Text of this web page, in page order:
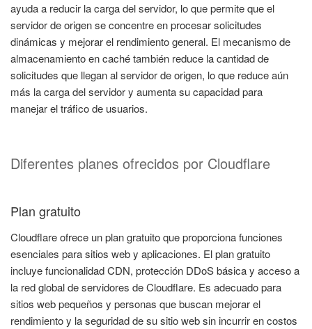
ayuda a reducir la carga del servidor, lo que permite que el
servidor de origen se concentre en procesar solicitudes
dinámicas y mejorar el rendimiento general. El mecanismo de
almacenamiento en caché también reduce la cantidad de
solicitudes que llegan al servidor de origen, lo que reduce aún
más la carga del servidor y aumenta su capacidad para
manejar el tráfico de usuarios.
Diferentes planes ofrecidos por Cloudflare
Plan gratuito
Cloudflare ofrece un plan gratuito que proporciona funciones
esenciales para sitios web y aplicaciones. El plan gratuito
incluye funcionalidad CDN, protección DDoS básica y acceso a
la red global de servidores de Cloudflare. Es adecuado para
sitios web pequeños y personas que buscan mejorar el
rendimiento y la seguridad de su sitio web sin incurrir en costos